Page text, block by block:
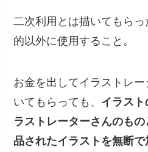
二次利用とは描いてもら
的以外に使用すること。
お金を出してイラストレ
いてもらっても、 イラスト
ラストレーターさんのも
品されたイラストを無断